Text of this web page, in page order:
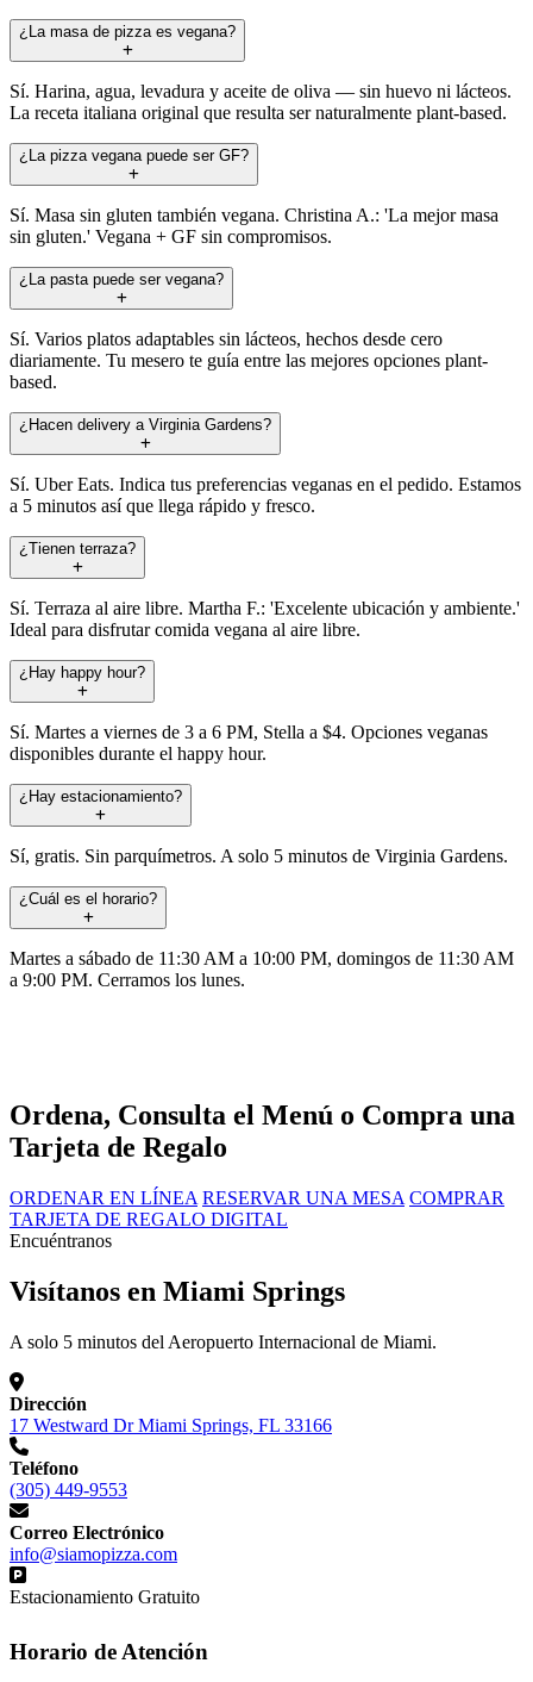
¿La masa de pizza es vegana?
Sí. Harina, agua, levadura y aceite de oliva — sin huevo ni lácteos.
La receta italiana original que resulta ser naturalmente plant-based.
¿La pizza vegana puede ser GF?
Sí. Masa sin gluten también vegana. Christina A.: 'La mejor masa
sin gluten.' Vegana + GF sin compromisos.
¿La pasta puede ser vegana?
Sí. Varios platos adaptables sin lácteos, hechos desde cero
diariamente. Tu mesero te guía entre las mejores opciones plant-
based.
¿Hacen delivery a Virginia Gardens?
Sí. Uber Eats. Indica tus preferencias veganas en el pedido. Estamos
a 5 minutos así que llega rápido y fresco.
¿Tienen terraza?
Sí. Terraza al aire libre. Martha F.: 'Excelente ubicación y ambiente.'
Ideal para disfrutar comida vegana al aire libre.
¿Hay happy hour?
Sí. Martes a viernes de 3 a 6 PM, Stella a $4. Opciones veganas
disponibles durante el happy hour.
¿Hay estacionamiento?
Sí, gratis. Sin parquímetros. A solo 5 minutos de Virginia Gardens.
¿Cuál es el horario?
Martes a sábado de 11:30 AM a 10:00 PM, domingos de 11:30 AM
a 9:00 PM. Cerramos los lunes.
Ordena, Consulta el Menú o Compra una
Tarjeta de Regalo
ORDENAR EN LÍNEA RESERVAR UNA MESA COMPRAR
TARJETA DE REGALO DIGITAL
Encuéntranos
Visítanos en Miami Springs
A solo 5 minutos del Aeropuerto Internacional de Miami.
Dirección
17 Westward Dr Miami Springs, FL 33166
Teléfono
(305) 449-9553
Correo Electrónico
info@siamopizza.com
Estacionamiento Gratuito
Horario de Atención